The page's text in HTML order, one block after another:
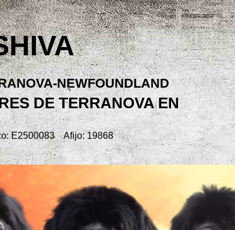
NEWFOUNDLAND
DE TERRANOVA EN
E2500083 Afijo: 19868